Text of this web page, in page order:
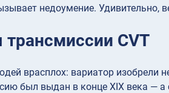
недоумение. Удивительно,
трансмиссии CVT
врасплох: вариатор изобрели
был выдан в конце XIX века —